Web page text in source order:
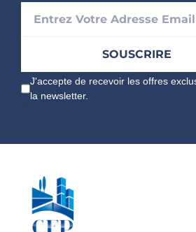
J'accepte de recevoir les offres
la newsletter.